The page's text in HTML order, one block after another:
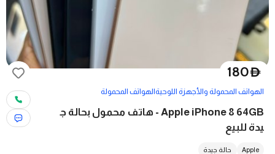
D
180
الهواتف المحمولة والأجهزة اللوحيةالهواتف المحمولة
Apple iPhone 8 64GB - هاتف محمول بحالة ج
يدة للبيع
Apple حالة جيدة